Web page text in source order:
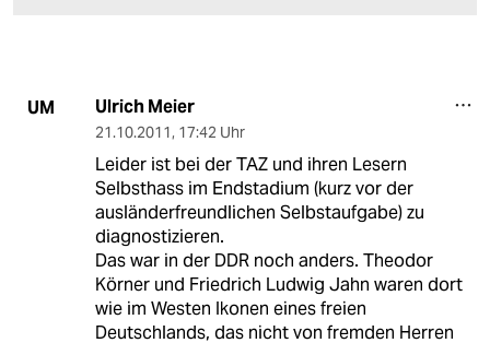
UM Ulrich Meier
21.10.2011, 17:42 Uhr
Leider ist bei der TAZ und ihren Lesern
Selbsthass im Endstadium (kurz vor der
ausländerfreundlichen Selbstaufgabe) zu
diagnostizieren.
Das war in der DDR noch anders. Theodor
Körner und Friedrich Ludwig Jahn waren dort
wie im Westen Ikonen eines freien
Deutschlands, das nicht von fremden Herren